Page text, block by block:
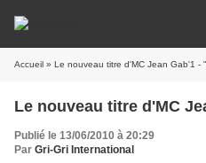
Accueil » Le nouveau titre d'MC Jean Gab'1 -
Le nouveau titre d'MC
Publié le 13/06/2010 à 20:29
Par Gri-Gri International